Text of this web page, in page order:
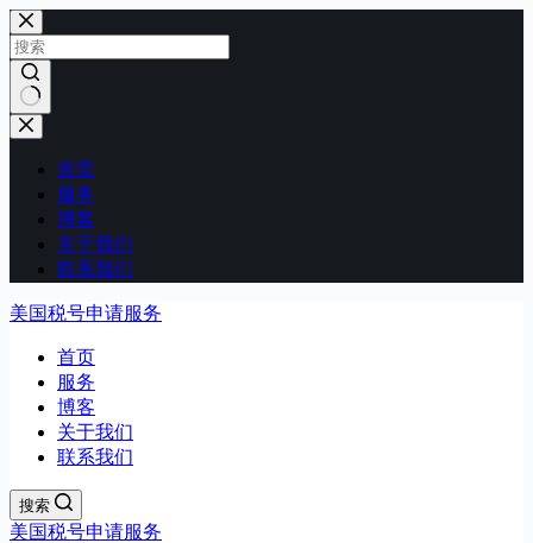
跳
过
内
容
无
首页
服务
博客
关于我们
联系我们
美国税号申请服务
首页
服务
博客
关于我们
联系我们
搜索
美国税号申请服务